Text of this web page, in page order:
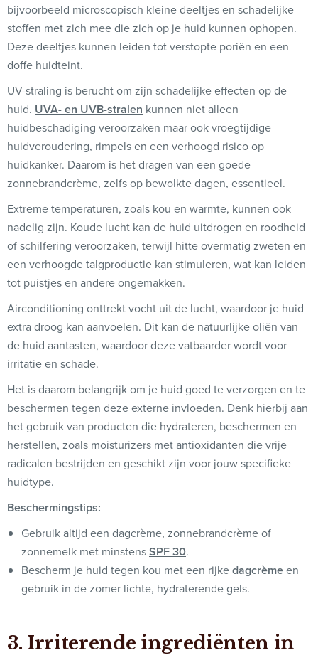
bijvoorbeeld microscopisch kleine deeltjes en schadelijke
stoffen met zich mee die zich op je huid kunnen ophopen.
Deze deeltjes kunnen leiden tot verstopte poriën en een
doffe huidteint.
UV-straling is berucht om zijn schadelijke effecten op de
huid. UVA- en UVB-stralen kunnen niet alleen
huidbeschadiging veroorzaken maar ook vroegtijdige
huidveroudering, rimpels en een verhoogd risico op
huidkanker. Daarom is het dragen van een goede
zonnebrandcrème, zelfs op bewolkte dagen, essentieel.
Extreme temperaturen, zoals kou en warmte, kunnen ook
nadelig zijn. Koude lucht kan de huid uitdrogen en roodheid
of schilfering veroorzaken, terwijl hitte overmatig zweten en
een verhoogde talgproductie kan stimuleren, wat kan leiden
tot puistjes en andere ongemakken.
Airconditioning onttrekt vocht uit de lucht, waardoor je huid
extra droog kan aanvoelen. Dit kan de natuurlijke oliën van
de huid aantasten, waardoor deze vatbaarder wordt voor
irritatie en schade.
Het is daarom belangrijk om je huid goed te verzorgen en te
beschermen tegen deze externe invloeden. Denk hierbij aan
het gebruik van producten die hydrateren, beschermen en
herstellen, zoals moisturizers met antioxidanten die vrije
radicalen bestrijden en geschikt zijn voor jouw specifieke
huidtype.
Beschermingstips:
Gebruik altijd een dagcrème, zonnebrandcrème of
zonnemelk met minstensSPF 30.
Bescherm je huid tegen kou met een rijkedagcrèmeen
gebruik in de zomer lichte, hydraterende gels.
3. Irriterende ingrediënten in